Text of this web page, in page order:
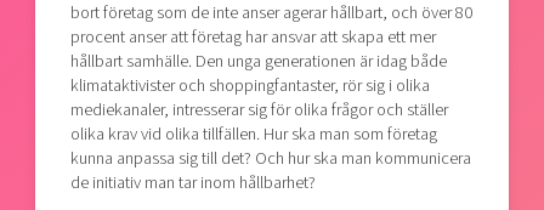
bort företag som de inte anser agerar hållbart, och över 80
procent anser att företag har ansvar att skapa ett mer
hållbart samhälle. Den unga generationen är idag både
klimataktivister och shoppingfantaster, rör sig i olika
mediekanaler, intresserar sig för olika frågor och ställer
olika krav vid olika tillfällen. Hur ska man som företag
kunna anpassa sig till det? Och hur ska man kommunicera
de initiativ man tar inom hållbarhet?